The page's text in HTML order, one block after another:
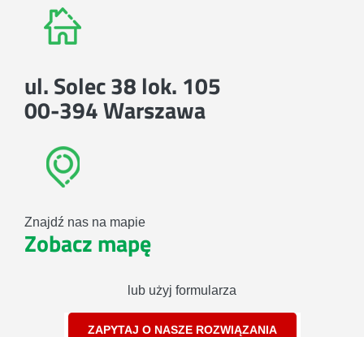
ul. Solec 38 lok. 105
00-394 Warszawa
Znajdź nas na mapie
Zobacz mapę
lub użyj formularza
ZAPYTAJ O NASZE ROZWIĄZANIA